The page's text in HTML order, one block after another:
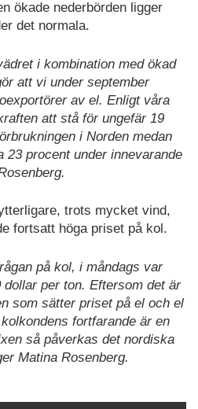
ökade nederbörden ligger
det normala.
i kombination med ökad
att vi under september
av el. Enligt våra
att stå för ungefär 19
i Norden medan
procent under innevarande
trots mycket vind,
fortsatt höga priset på kol.
på kol, i måndags var
per ton. Eftersom det är
som sätter priset på el och el
fortfarande är en
så påverkas det nordiska
Matina Rosenberg.